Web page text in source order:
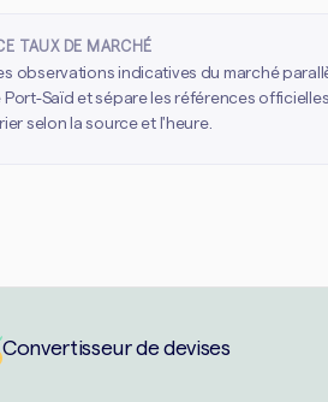
TAUX DE MARCHÉ
observations indicatives du marché
Port-Saïd et sépare les références
selon la source et l'heure.
Convertisseur de devises